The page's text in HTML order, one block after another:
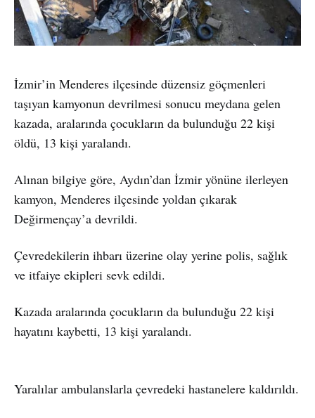
İzmir’in Menderes ilçesinde düzensiz göçmenleri
taşıyan kamyonun devrilmesi sonucu meydana gelen
kazada, aralarında çocukların da bulunduğu 22 kişi
öldü, 13 kişi yaralandı.
Alınan bilgiye göre, Aydın’dan İzmir yönüne ilerleyen
kamyon, Menderes ilçesinde yoldan çıkarak
Değirmençay’a devrildi.
Çevredekilerin ihbarı üzerine olay yerine polis, sağlık
ve itfaiye ekipleri sevk edildi.
Kazada aralarında çocukların da bulunduğu 22 kişi
hayatını kaybetti, 13 kişi yaralandı.
Yaralılar ambulanslarla çevredeki hastanelere kaldırıldı.